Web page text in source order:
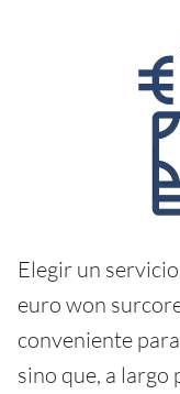
Elegir un
euro won
conveniente
sino que, a largo